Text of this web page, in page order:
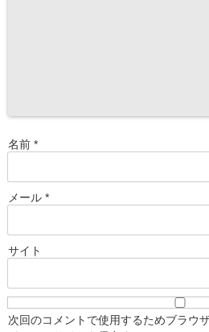
名前 *
メール *
サイト
次回のコメントで使用するためブラウ